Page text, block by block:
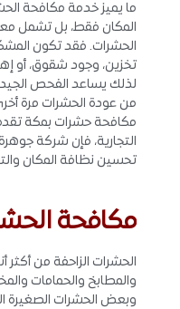
ما يميز خدمة مكافحة
المكان فقط، بل تشمل
الحشرات. فقد تكون
تخزين، وجود شقوق، أو
لذلك يساعد الفحص
من عودة الحشرات مرة
مكافحة حشرات بمكة
التجارية، فإن شركة
تحسين نظافة المكان
مكافحة
الحشرات الزاحفة من أكثر
والمطابخ والحمامات
وبعض الحشرات الصغيرة